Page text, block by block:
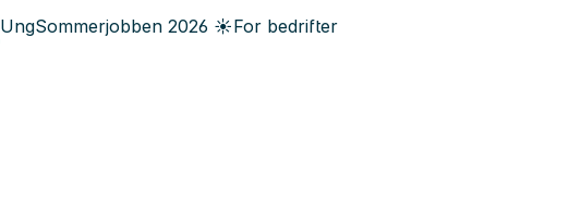
UngSommerjobben 2026 ☀️For bedrifter